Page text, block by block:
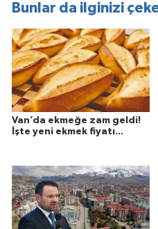
Bunlar da ilginizi
Van’da ekmeğe zam geldi!
İşte yeni ekmek fiyatı...